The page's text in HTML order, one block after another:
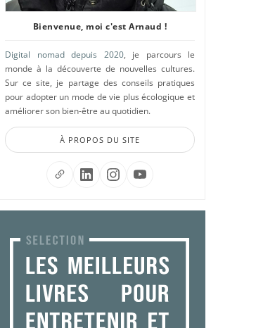
Bienvenue, moi c'est Arnaud !
Digital nomad depuis 2020, je parcours le
monde à la découverte de nouvelles cultures.
Sur ce site, je partage des conseils pratiques
pour adopter un mode de vie plus écologique et
améliorer son bien-être au quotidien.
À PROPOS DU SITE